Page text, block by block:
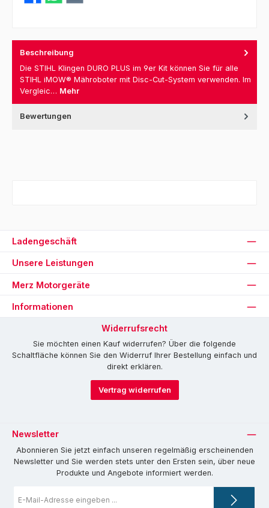
Beschreibung
Die STIHL Klingen DURO PLUS im 9er Kit können Sie für alle
STIHL iMOW® Mähroboter mit Disc-Cut-System verwenden. Im
Vergleic… Mehr
Bewertungen
Ladengeschäft
Unsere Leistungen
Merz Motorgeräte
Informationen
Widerrufsrecht
Sie möchten einen Kauf widerrufen? Über die folgende
Schaltfläche können Sie den Widerruf Ihrer Bestellung einfach und
direkt erklären.
Vertrag widerrufen
Newsletter
Abonnieren Sie jetzt einfach unseren regelmäßig erscheinenden
Newsletter und Sie werden stets unter den Ersten sein, über neue
Produkte und Angebote informiert werden.
Mail-